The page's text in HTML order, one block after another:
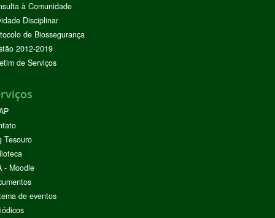
à Comunidade
Disciplinar
de Biossegurança
2012-2019
de Serviços
Tesouro
- Moodle
de eventos